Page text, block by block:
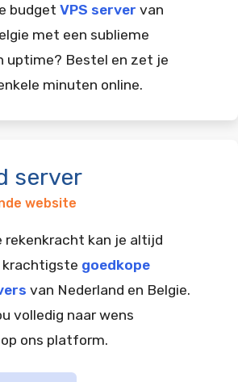
budget VPS server van
met een sublieme
uptime? Bestel en zet je
minuten online.
server
website
rekenkracht kan je altijd
goedkope
van Nederland en Belgie.
volledig naar wens
ons platform.